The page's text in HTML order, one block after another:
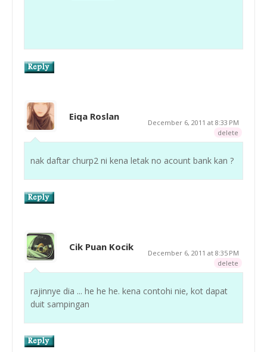
Eiqa Roslan
December 6, 2011 at 8:33 PM
delete
nak daftar churp2 ni kena letak no acount bank kan ?
Cik Puan Kocik
December 6, 2011 at 8:35 PM
delete
rajinnye dia ... he he he. kena contohi nie, kot dapat
duit sampingan